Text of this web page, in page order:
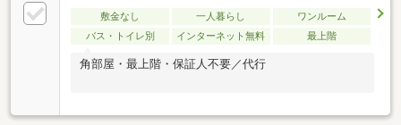
敷金なし 一人暮らし
ワンルーム
バス・トイレ別
インターネット無料 最上階
角部屋・最上階・保証人不要／代行